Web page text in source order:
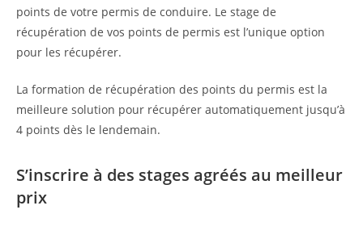
points de votre permis de conduire. Le stage de
récupération de vos points de permis est l’unique option
pour les récupérer.
La formation de récupération des points du permis est la
meilleure solution pour récupérer automatiquement jusqu’à
4 points dès le lendemain.
S’inscrire à des stages agréés au meilleur
prix